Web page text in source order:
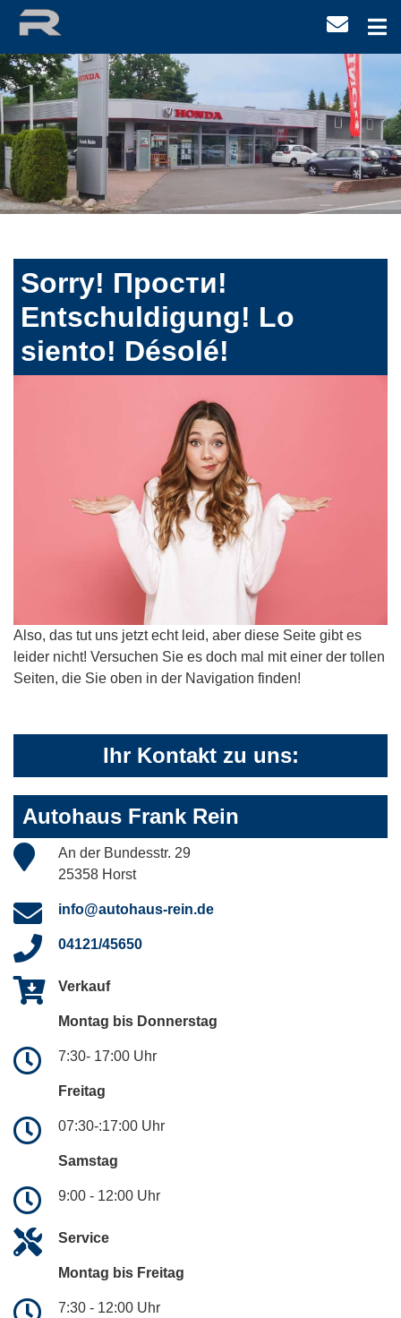
Sorry! Прости!
Entschuldigung! Lo
siento! Désolé!
Also, das tut uns jetzt echt leid, aber diese Seite gibt es
leider nicht! Versuchen Sie es doch mal mit einer der tollen
Seiten, die Sie oben in der Navigation finden!
Ihr Kontakt zu uns:
Autohaus Frank Rein
An der Bundesstr. 29
25358 Horst
info@autohaus-rein.de
04121/45650
Verkauf
Montag bis Donnerstag
7:30- 17:00 Uhr
Freitag
07:30-:17:00 Uhr
Samstag
9:00 - 12:00 Uhr
Service
Montag bis Freitag
7:30 - 12:00 Uhr